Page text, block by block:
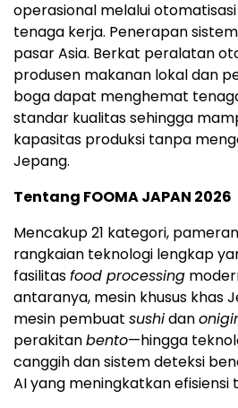
operasional melalui
tenaga kerja. Penerapan
pasar Asia. Berkat peralatan
produsen makanan lokal dan
boga dapat menghemat
standar kualitas sehingga
kapasitas produksi tanpa
Jepang.
Tentang FOOMA JAPAN 2026
Mencakup 21 kategori,
rangkaian teknologi lengkap
fasilitasfood processing
antaranya, mesin khusus khas
mesin pembuat sushidan
perakitanbento—hingga
canggih dan sistem deteksi
AI yang meningkatkan efisiensi